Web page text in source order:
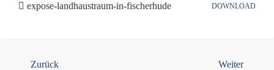
expose-landhaustraum-in-fischerhude DOWNLOAD
Zurück Weiter